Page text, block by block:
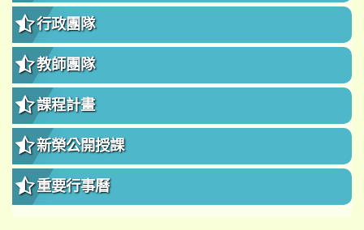
行政團隊
教師團隊
課程計畫
新榮公開授課
重要行事曆